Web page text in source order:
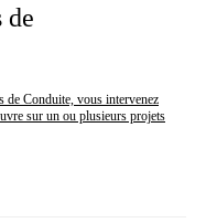
de
de Conduite, vous intervenez
sur un ou plusieurs projets